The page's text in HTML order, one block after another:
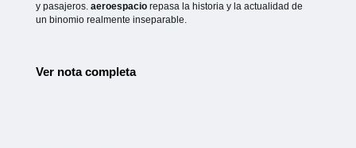
y pasajeros. aeroespacio repasa la historia y la actualidad de
un binomio realmente inseparable.
Ver nota completa